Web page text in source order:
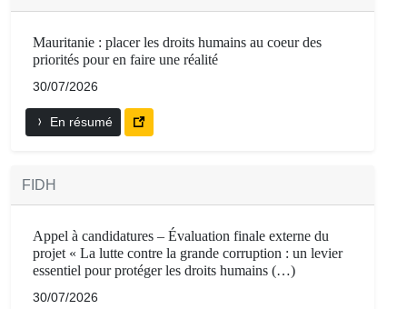
Mauritanie : placer les droits humains au coeur des
priorités pour en faire une réalité
30/07/2026
En résumé
FIDH
Appel à candidatures – Évaluation finale externe du
projet « La lutte contre la grande corruption : un levier
essentiel pour protéger les droits humains (…)
30/07/2026